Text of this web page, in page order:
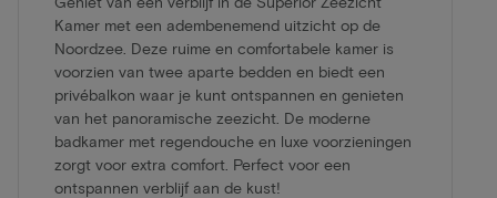
Kamer met een adembenemend uitzicht op de
Noordzee. Deze ruime en comfortabele kamer is
voorzien van twee aparte bedden en biedt een
privébalkon waar je kunt ontspannen en genieten
van het panoramische zeezicht. De moderne
badkamer met regendouche en luxe voorzieningen
zorgt voor extra comfort. Perfect voor een
ontspannen verblijf aan de kust!